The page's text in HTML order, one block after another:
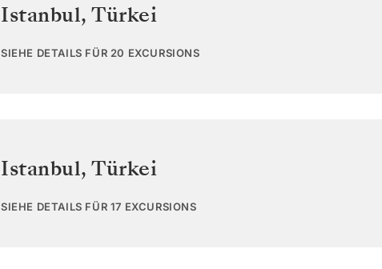
Istanbul, Türkei
SIEHE DETAILS FÜR 20 EXCURSIONS
Istanbul, Türkei
SIEHE DETAILS FÜR 17 EXCURSIONS